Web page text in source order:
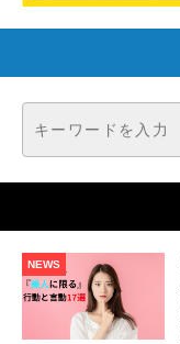
NEWS